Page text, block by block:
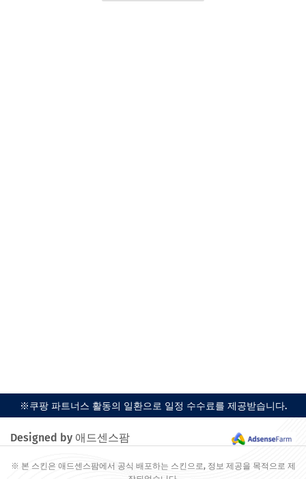
※쿠팡 파트너스 활동의 일환으로 일정 수수료를 제공받습니다.
Designed by 애드센스팜
※ 본 스킨은 애드센스팜에서 공식 배포하는 스킨으로, 정보 제공을 목적으로 제